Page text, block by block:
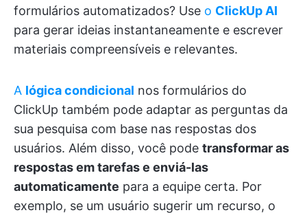
formulários automatizados? Use o ClickUp AI
para gerar ideias instantaneamente e escrever
materiais compreensíveis e relevantes.
A lógica condicional nos formulários do
ClickUp também pode adaptar as perguntas da
sua pesquisa com base nas respostas dos
usuários. Além disso, você pode transformar as
respostas em tarefas e enviá-las
automaticamente para a equipe certa. Por
exemplo, se um usuário sugerir um recurso, o